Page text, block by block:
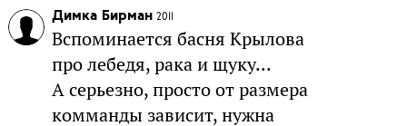
Димка Бирман 2011
Вспоминается басня Крылова
про лебедя, рака и щуку...
А серьезно, просто от размера
комманды зависит, нужна